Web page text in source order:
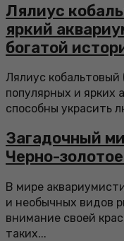
Лялиус
яркий
богатой
Лялиус
популярных и ярких
способны украсить
Загадочный
Черно-
В мире
и необычных видов
внимание своей
таких...